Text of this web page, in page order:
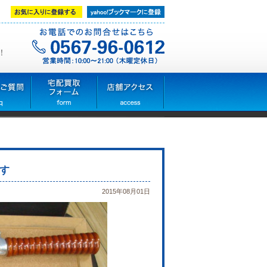
2015年08月01日